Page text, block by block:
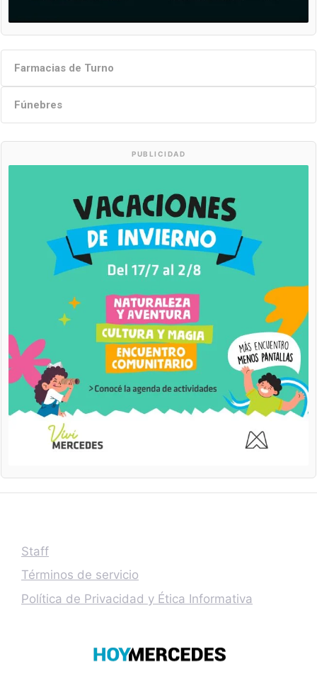
Farmacias de Turno
Fúnebres
PUBLICIDAD
Staff
Términos de servicio
Política de Privacidad y Ética Informativa